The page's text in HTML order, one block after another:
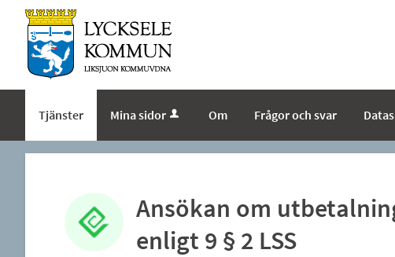
Tjänster Mina sidor Om Frågor och svar
Ansökan om
enligt 9 § 2 LSS